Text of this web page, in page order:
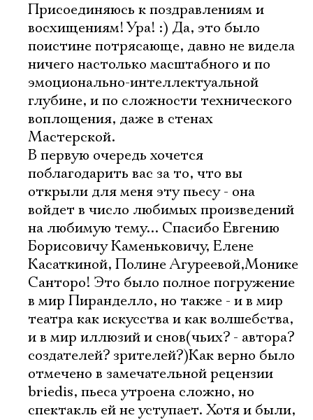
Присоединяюсь к поздравлениям и
восхищениям! Ура! :) Да, это было
поистине потрясающе, давно не видела
ничего настолько масштабного и по
эмоционально-интеллектуальной
глубине, и по сложности технического
воплощения, даже в стенах
Мастерской.
В первую очередь хочется
поблагодарить вас за то, что вы
открыли для меня эту пьесу - она
войдет в число любимых произведений
на любимую тему... Спасибо Евгению
Борисовичу Каменьковичу, Елене
Касаткиной, Полине Агуреевой,Монике
Санторо! Это было полное погружение
в мир Пиранделло, но также - и в мир
театра как искусства и как волшебства,
и в мир иллюзий и снов(чьих? - автора?
создателей? зрителей?)Как верно было
отмечено в замечательной рецензии
briedis, пьеса утроена сложно, но
спектакль ей не уступает. Хотя и были,